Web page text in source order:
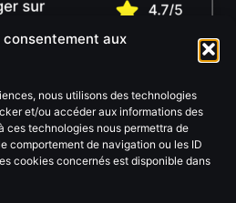
consentement aux
nous utilisons des technologies
et/ou accéder aux informations des
ces technologies nous permettra de
comportement de navigation ou les ID
cookies concernés est disponible dans
au lien, suis ces deux étapes
en haut à droite
»